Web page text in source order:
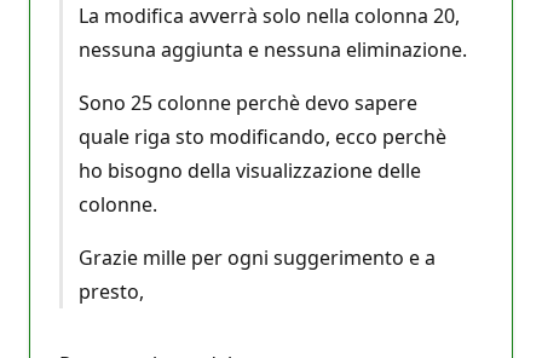
La modifica avverrà solo nella colonna 20,
nessuna aggiunta e nessuna eliminazione.
Sono 25 colonne perchè devo sapere
quale riga sto modificando, ecco perchè
ho bisogno della visualizzazione delle
colonne.
Grazie mille per ogni suggerimento e a
presto,